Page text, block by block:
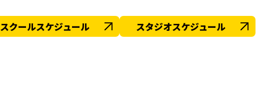
スクールスケジュール スタジオスケジュール